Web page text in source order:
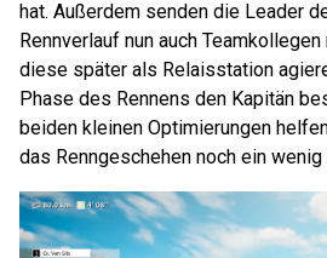
hat. Außerdem senden die Leader
Rennverlauf nun auch
diese später als Relaisstation
Phase des Rennens den Kapitän
beiden kleinen Optimierungen
das Renngeschehen noch ein